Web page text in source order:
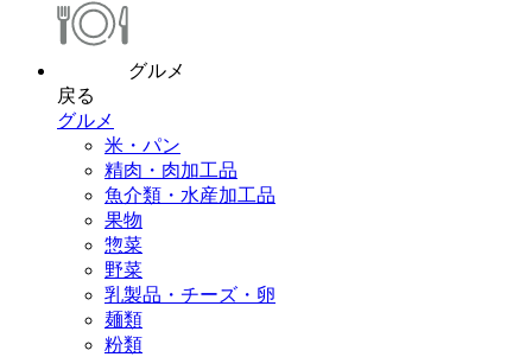
グルメ
戻る
グルメ
米・パン
精肉・肉加工品
魚介類・水産加工品
果物
惣菜
野菜
乳製品・チーズ・卵
麺類
粉類